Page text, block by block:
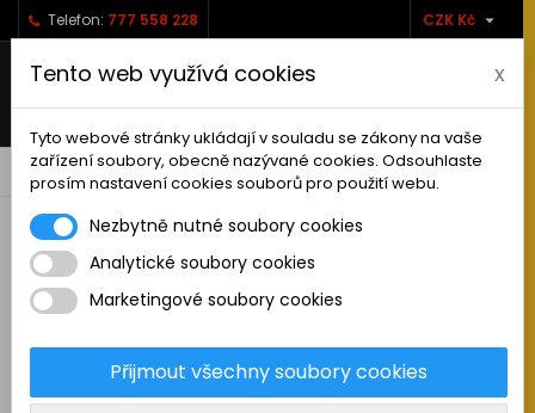
Telefon: 777 558 228 CZK Kč 
   shopping_cart0
RC AUTA
Sestavená auta elektro
Stavebnice aut elektro
Auta na spalovací motor
Tento web využívá cookies x
Tyto webové stránky ukládají v souladu se zákony na vaše
zařízení soubory, obecně nazývané cookies. Odsouhlaste
prosím nastavení cookies souborů pro použití webu.
Nezbytně nutné soubory cookies
Analytické soubory cookies
Marketingové soubory cookies
Přijmout všechny soubory cookies